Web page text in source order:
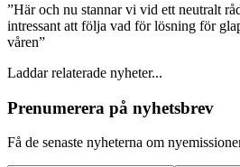
”Här och nu stannar vi vid ett neutralt
intressant att följa vad för lösning för
våren”
Laddar relaterade nyheter...
Prenumerera på nyhetsbrev
Få de senaste nyheterna om